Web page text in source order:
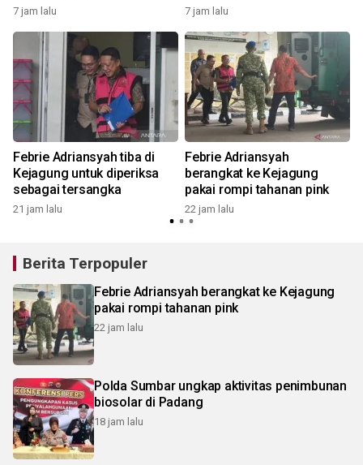
7 jam lalu 7 jam lalu
Febrie Adriansyah tiba di
Kejagung untuk diperiksa
sebagai tersangka
21 jam lalu
Febrie Adriansyah
berangkat ke Kejagung
pakai rompi tahanan pink
22 jam lalu
Berita Terpopuler
Febrie Adriansyah berangkat ke Kejagung
pakai rompi tahanan pink
22 jam lalu
Polda Sumbar ungkap aktivitas penimbunan
biosolar di Padang
18 jam lalu